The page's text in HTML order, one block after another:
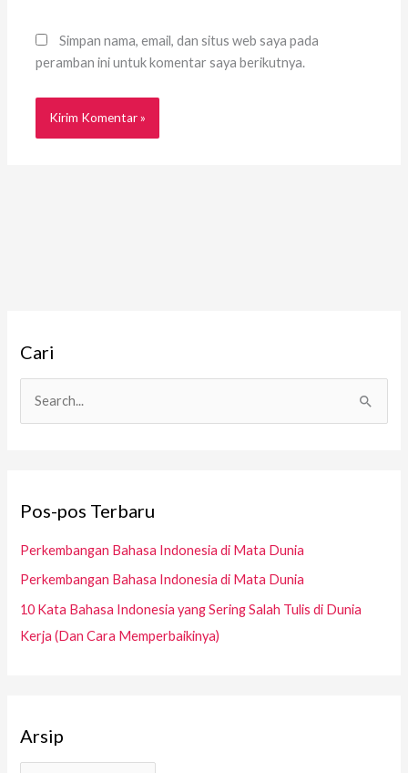
Simpan nama, email, dan situs web saya pada
peramban ini untuk komentar saya berikutnya.
Cari
u
k
:
Pos-pos Terbaru
Perkembangan Bahasa Indonesia di Mata Dunia
Perkembangan Bahasa Indonesia di Mata Dunia
10 Kata Bahasa Indonesia yang Sering Salah Tulis di Dunia
Kerja (Dan Cara Memperbaikinya)
Arsip
r
s
p